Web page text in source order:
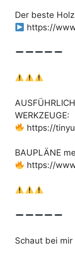
Der beste
https://
WERKZEUGE:
https://
BAUPLÄNE
https://
Schaut bei